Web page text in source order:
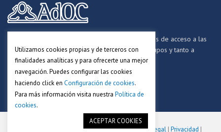
Formamos opositores para los procesos selectivos de acceso a las
distintas Administraciones Públicas, a todos los grupos y tanto a
personal funcionario, laboral y estatutario.
Copyright © 2018-2025. Academia AdOC.Aviso Legal| Privacidad |
Utilizamos cookies propias y de terceros con
finalidades analíticas y para ofrecerte una mejor
navegación. Puedes configurar las cookies
haciendo click en Configuración de cookies.
Para más información visita nuestra Política de
cookies.
ACEPTAR COOKIES